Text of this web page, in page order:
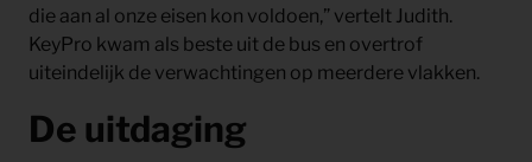
die aan al onze eisen kon voldoen,” vertelt Judith.
KeyPro kwam als beste uit de bus en overtrof
uiteindelijk de verwachtingen op meerdere vlakken.
De uitdaging